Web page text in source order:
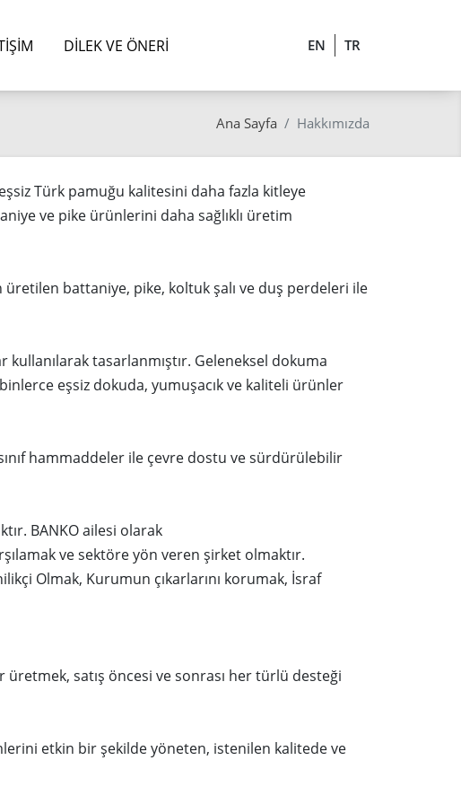
DILEK VE ÖNERI EN TR
Ana Sayfa Hakkımızda
Türk pamuğu kalitesini daha fazla kitleye
ve pike ürünlerini daha sağlıklı üretim
battaniye, pike, koltuk şalı ve duş perdeleri ile
tasarlanmıştır. Geleneksel dokuma
eşsiz dokuda, yumuşacık ve kaliteli ürünler
hammaddeler ile çevre dostu ve sürdürülebilir
BANKO ailesi olarak
ve sektöre yön veren şirket olmaktır.
Olmak, Kurumun çıkarlarını korumak, İsraf
satış öncesi ve sonrası her türlü desteği
etkin bir şekilde yöneten, istenilen kalitede ve